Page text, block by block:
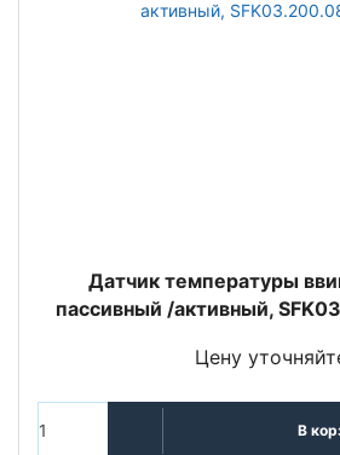
Датчик температуры
пассивный /активный,
Цену
В